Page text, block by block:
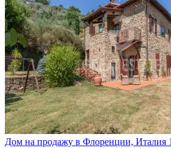
Дом на продажу в Флоренции, Италия